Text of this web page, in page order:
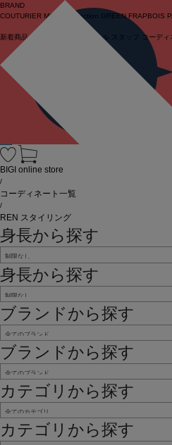
BRAND
COUTURIER MOGA Collection GREEN FRAPBOIS
新着商品 (ライブ) セール スタッフ コーディ
BIGI online store
/
コーディネート一覧
/
REN スタイリング
身長から探す
身長から探す
ブランドから探す
ブランドから探す
カテゴリから探す
カテゴリから探す